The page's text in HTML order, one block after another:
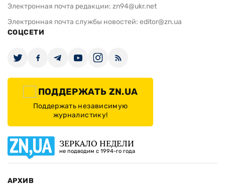
Электронная почта редакции: zn94@ukr.net
Электронная почта службы новостей: editor@zn.ua
СОЦСЕТИ
ПОДДЕРЖАТЬ ZN.UA
Поддержать независимую
журналистику!
ЗЕРКАЛО НЕДЕЛИ
не подводим с 1994-го года
АРХИВ